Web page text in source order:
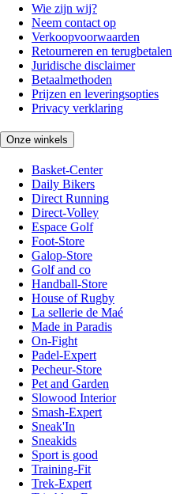
Wie zijn wij?
Neem contact op
Verkoopvoorwaarden
Retourneren en terugbetalen
Juridische disclaimer
Betaalmethoden
Prijzen en leveringsopties
Privacy verklaring
Onze winkels
Basket-Center
Daily Bikers
Direct Running
Direct-Volley
Espace Golf
Foot-Store
Galop-Store
Golf and co
Handball-Store
House of Rugby
La sellerie de Maé
Made in Paradis
On-Fight
Padel-Expert
Pecheur-Store
Pet and Garden
Slowood Interior
Smash-Expert
Sneak'In
Sneakids
Sport is good
Training-Fit
Trek-Expert